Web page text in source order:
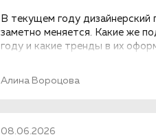
В текущем году
заметно меняется. Какие же
году и какие тренды в их
Алина Вороцова
08.06.2026